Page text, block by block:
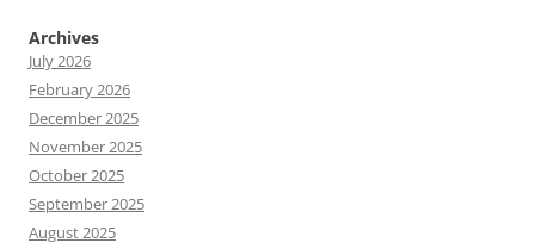
Archives
July 2026
February 2026
December 2025
November 2025
October 2025
September 2025
August 2025